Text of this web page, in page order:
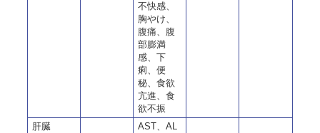
不快感、
胸やけ、
腹痛、腹
部膨満
感、下
痢、便
秘、食欲
亢進、食
欲不振
肝臓
AST、AL